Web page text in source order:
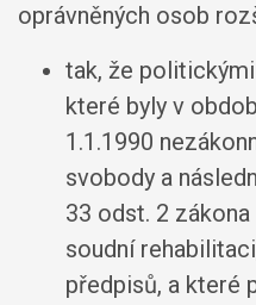
oprávněných osob
tak, že
které byly v
1.1.1990
svobody a
33 odst. 2
soudní
předpisů, a které